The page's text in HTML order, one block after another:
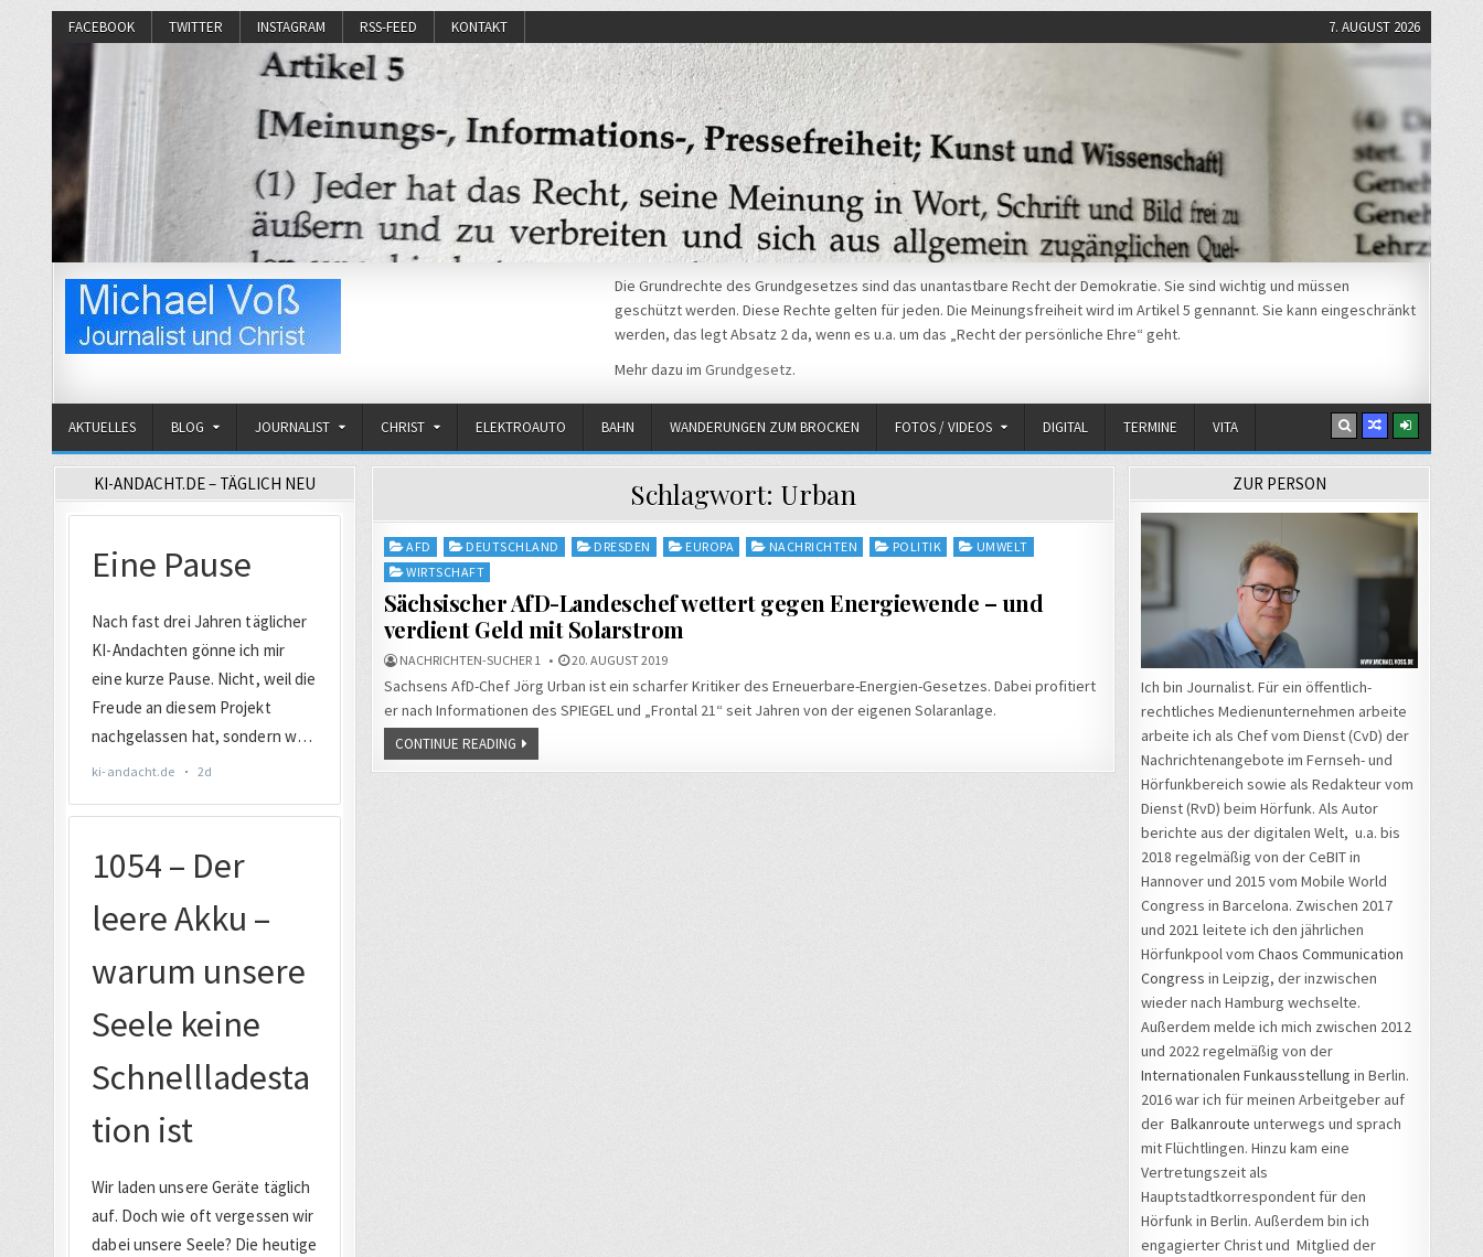
FACEBOOK TWITTER INSTAGRAM RSS-FEED KONTAKT 7. AUGUST 2026
Die Grundrechte des Grundgesetzes sind das unantastbare Recht der Demokratie. Sie sind wichtig und müssen
geschützt werden. Diese Rechte gelten für jeden. Die Meinungsfreiheit wird im Artikel 5 gennannt. Sie kann eingeschränkt
werden, das legt Absatz 2 da, wenn es u.a. um das „Recht der persönliche Ehre“ geht.
Mehr dazu im Grundgesetz.
AKTUELLES BLOG JOURNALIST CHRIST ELEKTROAUTO BAHN WANDERUNGEN ZUM BROCKEN FOTOS / VIDEOS DIGITAL TERMINE VITA
Schlagwort: Urban
Posted
in
AFD DEUTSCHLAND DRESDEN EUROPA NACHRICHTEN POLITIK
UMWELT
WIRTSCHAFT
Sächsischer AfD-Landeschef wettert gegen Energiewende – und
verdient Geld mit Solarstrom
NACHRICHTEN-SUCHER 1 20. AUGUST 2019
Sachsens AfD-Chef Jörg Urban ist ein scharfer Kritiker des Erneuerbare-Energien-Gesetzes. Dabei profitiert
er nach Informationen des SPIEGEL und „Frontal 21“ seit Jahren von der eigenen Solaranlage.
CONTINUE READING
KI-ANDACHT.DE – TÄGLICH NEU ZUR PERSON
Ich bin Journalist. Für ein öffentlich-
rechtliches Medienunternehmen arbeite
arbeite ich als Chef vom Dienst (CvD) der
Nachrichtenangebote im Fernseh- und
Hörfunkbereich sowie als Redakteur vom
Dienst (RvD) beim Hörfunk. Als Autor
berichte aus der digitalen Welt, u.a. bis
2018 regelmäßig von der CeBIT in
Hannover und 2015 vom Mobile World
Congress in Barcelona. Zwischen 2017
und 2021 leitete ich den jährlichen
Hörfunkpool vom Chaos Communication
Congress in Leipzig, der inzwischen
wieder nach Hamburg wechselte.
Außerdem melde ich mich zwischen 2012
und 2022 regelmäßig von der
Internationalen Funkausstellung in Berlin.
2016 war ich für meinen Arbeitgeber auf
der Balkanroute unterwegs und sprach
mit Flüchtlingen. Hinzu kam eine
Vertretungszeit als
Hauptstadtkorrespondent für den
Hörfunk in Berlin. Außerdem bin ich
engagierter Christ und Mitglied der